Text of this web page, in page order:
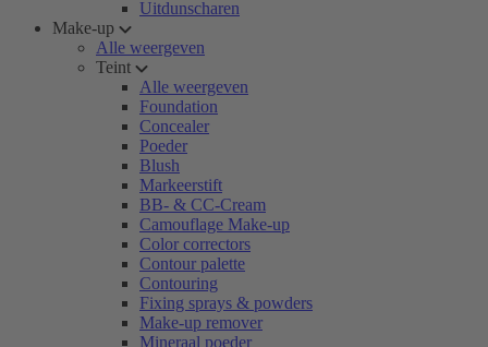
Uitdunscharen
Make-up
Alle weergeven
Teint
Alle weergeven
Foundation
Concealer
Poeder
Blush
Markeerstift
BB- & CC-Cream
Camouflage Make-up
Color correctors
Contour palette
Contouring
Fixing sprays & powders
Make-up remover
Mineraal poeder